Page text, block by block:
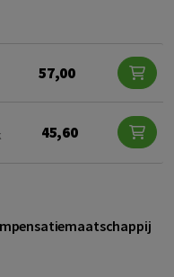
57,00
45,60